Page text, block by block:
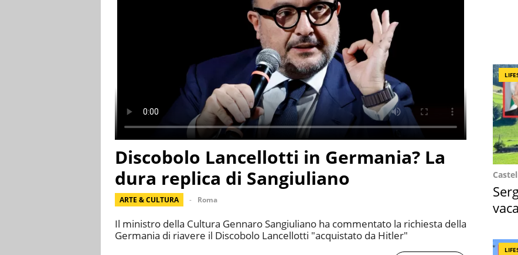
Discobolo Lancellotti in Germania? La
dura replica di Sangiuliano
ARTE & CULTURA Roma
Il ministro della Cultura Gennaro Sangiuliano ha commentato la richiesta della
Germania di riavere il Discobolo Lancellotti "acquistato da Hitler"